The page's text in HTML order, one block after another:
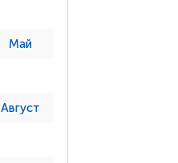
Май
Август